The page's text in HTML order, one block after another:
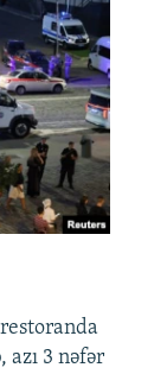
azı 3 nəfər